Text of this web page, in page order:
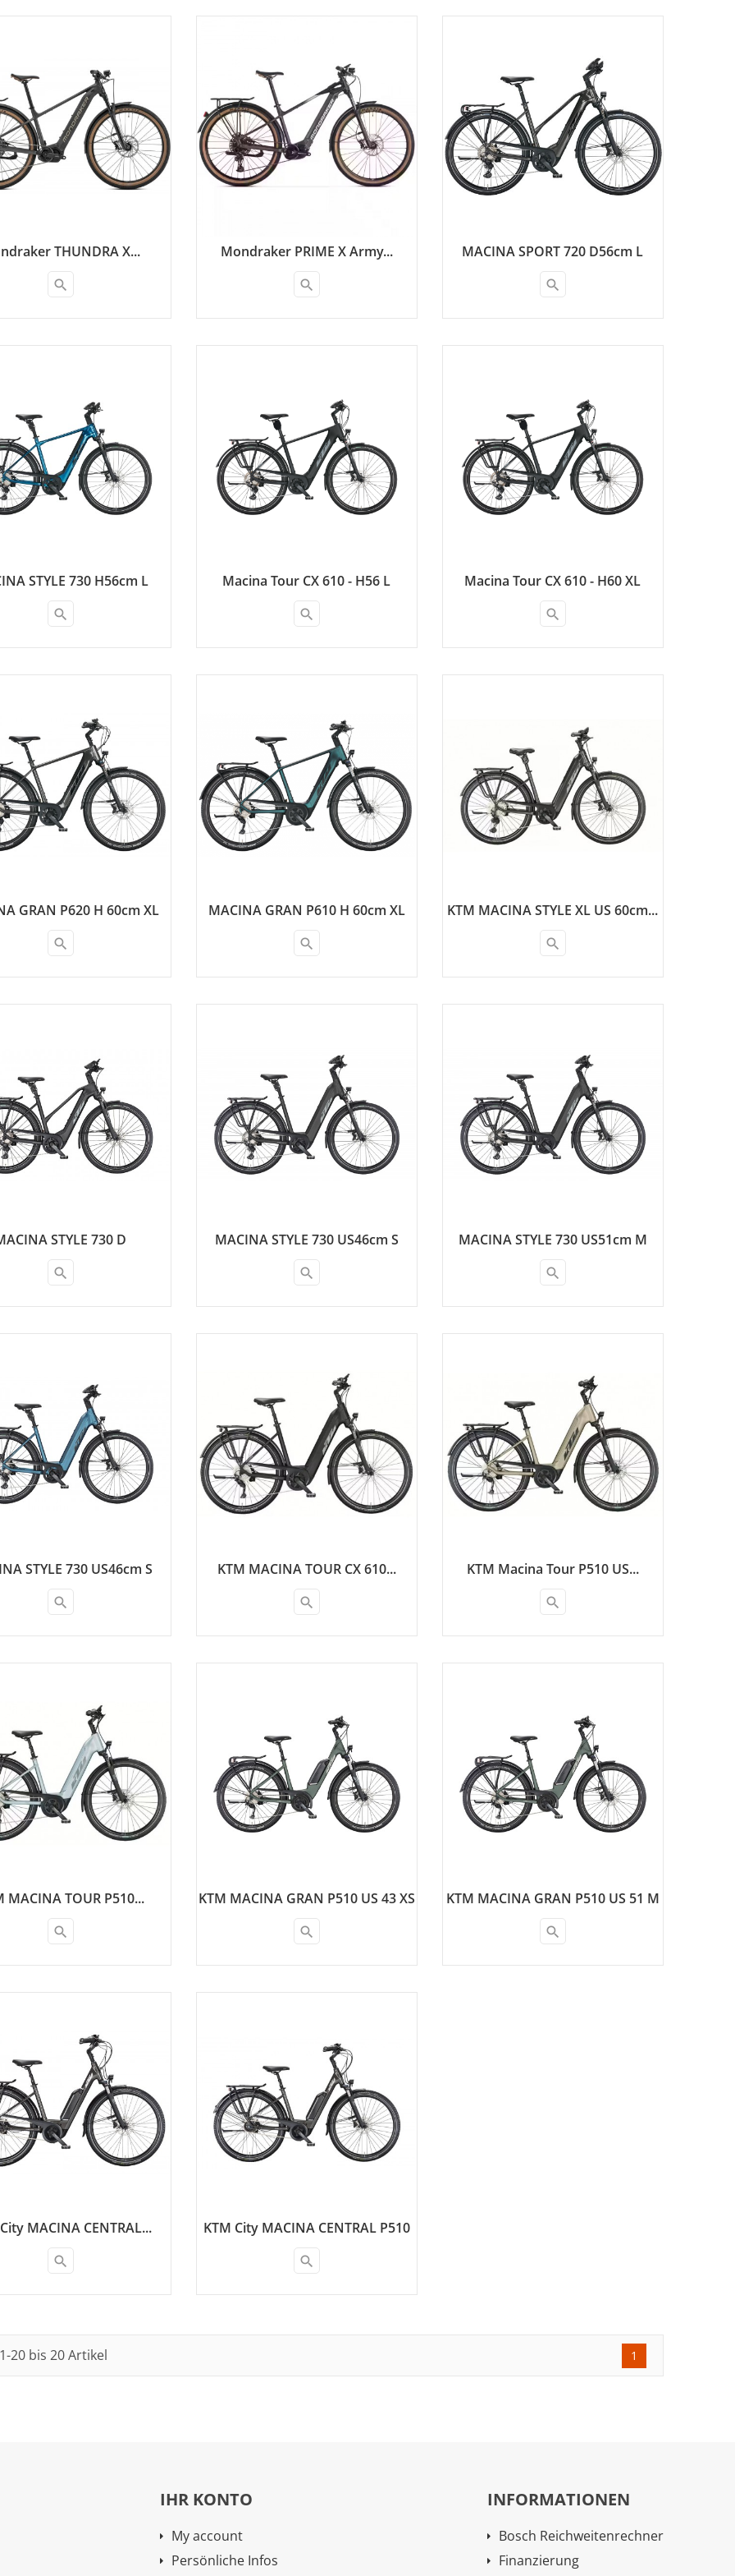
THUNDRA X...
search
Mondraker PRIME X Army...
search
MACINA SPORT 720 D56cm L
search
STYLE 730 H56cm L
search
Macina Tour CX 610 - H56 L
search
Macina Tour CX 610 - H60 XL
search
GRAN P620 H 60cm XL
search
MACINA GRAN P610 H 60cm XL
search
KTM MACINA STYLE XL US 60cm...
search
STYLE 730 D
search
MACINA STYLE 730 US46cm S
search
MACINA STYLE 730 US51cm M
search
STYLE 730 US46cm S
search
KTM MACINA TOUR CX 610...
search
KTM Macina Tour P510 US...
search
MACINA TOUR P510...
search
KTM MACINA GRAN P510 US 43 XS
search
KTM MACINA GRAN P510 US 51 M
search
MACINA CENTRAL...
search
KTM City MACINA CENTRAL P510
search
20 bis 20 Artikel 1
IHR KONTO
My account
Persönliche Infos
INFORMATIONEN
Bosch Reichweitenrechner
Finanzierung